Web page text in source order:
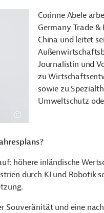
Corinne Abele
Germany Trade &
China und leitet
Journalistin und
zu
sowie zu
Umweltschutz
höhere inländische
durch KI und Robotik
Souveränität und eine